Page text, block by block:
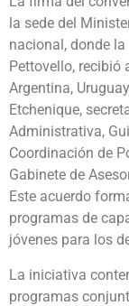
la sede del
nacional, donde
Pettovello, recibió
Argentina,
Etchenique,
Administrativa,
Coordinación de
Gabinete de
Este acuerdo
programas de
jóvenes para los
La iniciativa
programas